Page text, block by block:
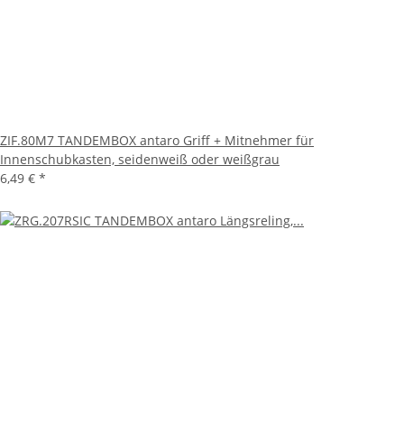
ZIF.80M7 TANDEMBOX antaro Griff + Mitnehmer für
Innenschubkasten, seidenweiß oder weißgrau
6,49 € *